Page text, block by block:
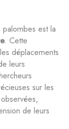
palombes est la
. Cette
déplacements
leurs
sur les
de leurs